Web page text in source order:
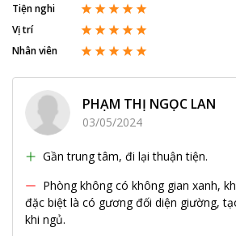
Tiện nghi
Vị trí
Nhân viên
PHẠM THỊ NGỌC LAN
03/05/2024
Gần trung tâm, đi lại thuận tiện.
Phòng không có không gian xanh,
đặc biệt là có gương đối diện giường,
khi ngủ.